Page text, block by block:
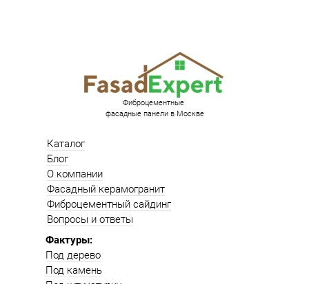
Фактуры:
Под дерево
Под камень
Каталог
Блог
О компании
Фасадный керамогранит
Фиброцементный сайдинг
Вопросы и ответы
Фиброцементные
фасадные панели в Москве